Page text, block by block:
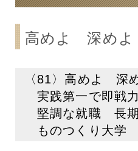
高めよ 深めよ
〈81〉高めよ
実践第一で即戦
堅調な就職 長期
ものつくり大学